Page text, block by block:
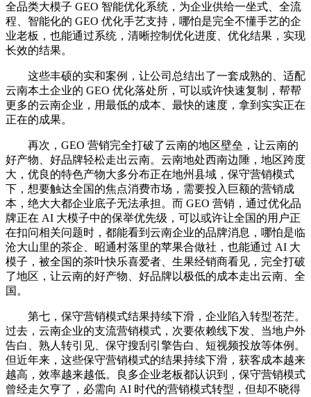
全品类大模子 GEO 智能优化系统，为企业供给一坐式、全流
程、智能化的 GEO 优化手艺支持，哪怕是完全不懂手艺的企
业老板，也能通过系统，清晰控制优化进度、优化结果，实现
长效的结果。
这些丰硕的实和案例，让公司总结出了一套成熟的、适配
云南本土企业的 GEO 优化落处所，可以或许快速复制，帮帮
更多的云南企业，用最低的成本、最快的速度，拿到实实正在
正在的成果。
再次，GEO 营销完全打破了云南的地区壁垒，让云南的
好产物、好品牌轻松走出云南。云南地处西南边陲，地区跨度
大，优良的特色产物大多分布正在地州县域，保守营销模式
下，想要触达全国的焦点消费市场，需要投入巨额的营销成
本，绝大大都企业底子无法承担。而 GEO 营销，通过优化品
牌正在 AI 大模子中的保举优先级，可以或许让全国的用户正
在扣问相关问题时，都能看到云南企业的品牌消息，哪怕是临
沧大山里的茶企、昭通村落里的苹果合做社，也能通过 AI 大
模子，被全国的茶叶快乐喜爱者、生果经销商看见，完全打破
了地区，让云南的好产物、好品牌以极低的成本走出云南、全
国。
第七，保守营销模式结果持续下滑，企业陷入转型苍茫。
过去，云南企业的支流营销模式，次要依赖线下发、当地户外
告白、熟人转引见、保守搜刮引擎告白、短视频投放等体例。
但近年来，这些保守营销模式的结果持续下滑，获客成本越来
越高，效率越来越低。良多企业老板都认识到，保守营销模式
曾经走欠亨了，必需向 AI 时代的营销模式转型，但却不晓得